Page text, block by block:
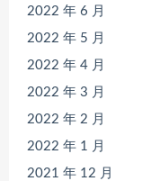
2022 年 6 月
2022 年 5 月
2022 年 4 月
2022 年 3 月
2022 年 2 月
2022 年 1 月
2021 年 12 月